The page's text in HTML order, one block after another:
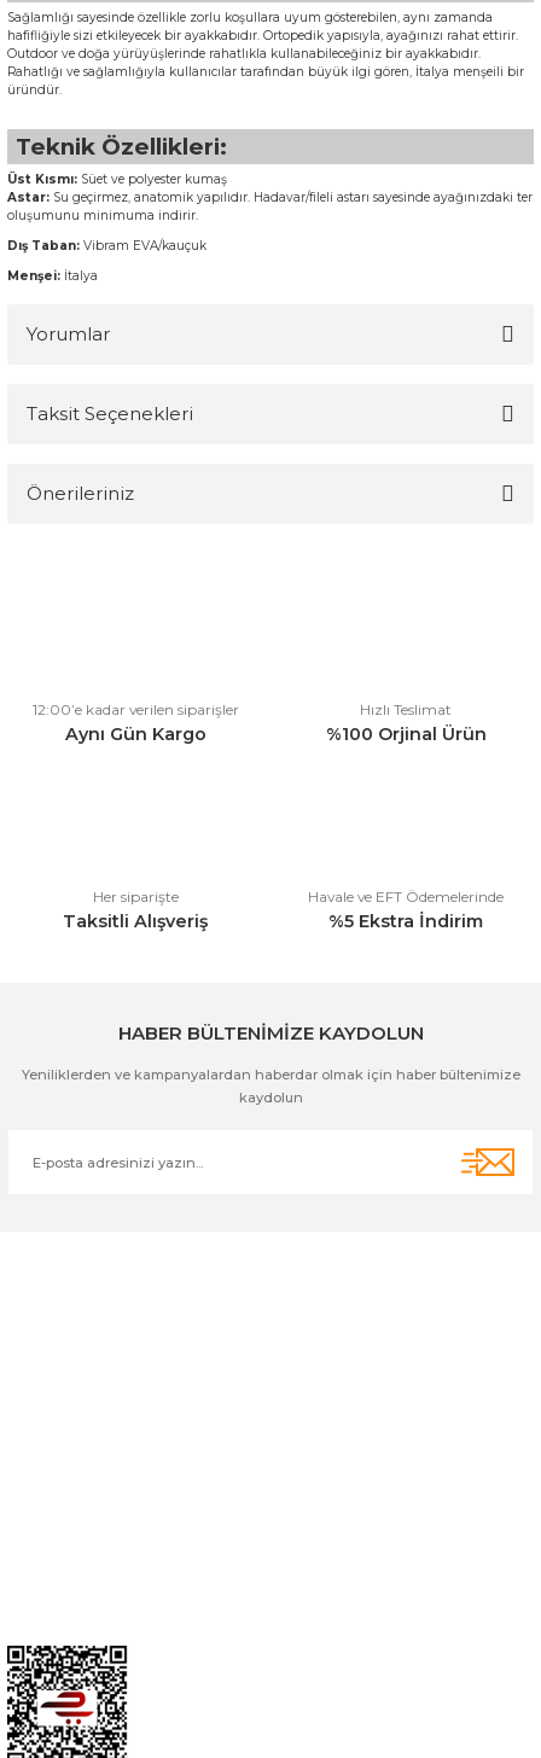
Sağlamlığı sayesinde özellikle zorlu koşullara uyum gösterebilen, aynı zamanda
hafifliğiyle sizi etkileyecek bir ayakkabıdır. Ortopedik yapısıyla, ayağınızı rahat ettirir.
Outdoor ve doğa yürüyüşlerinde rahatlıkla kullanabileceğiniz bir ayakkabıdır.
Rahatlığı ve sağlamlığıyla kullanıcılar tarafından büyük ilgi gören, İtalya menşeili bir
üründür.
Teknik Özellikleri:
Üst Kısmı: Süet ve polyester kumaş
Astar: Su geçirmez, anatomik yapılıdır. Hadavar/fileli astarı sayesinde ayağınızdaki ter
oluşumunu minimuma indirir.
Dış Taban: Vibram EVA/kauçuk
Menşei: İtalya
Yorumlar
Taksit Seçenekleri
Önerileriniz
Ürün açıklamasında eksik bilgiler bulunuyor.
Ürün bilgilerinde hatalar bulunuyor.
12:00’e kadar verilen siparişler
Aynı Gün Kargo
Hızlı Teslimat
%100 Orjinal Ürün
Her siparişte
Taksitli Alışveriş
Havale ve EFT Ödemelerinde
%5 Ekstra İndirim
HABER BÜLTENİMİZE KAYDOLUN
Yeniliklerden ve kampanyalardan haberdar olmak için haber bültenimize
kaydolun